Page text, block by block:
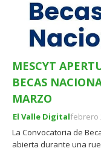
MESCYT
BECAS
MARZO
El Valle Digitalfebrero
La Convocatoria de
abierta durante una